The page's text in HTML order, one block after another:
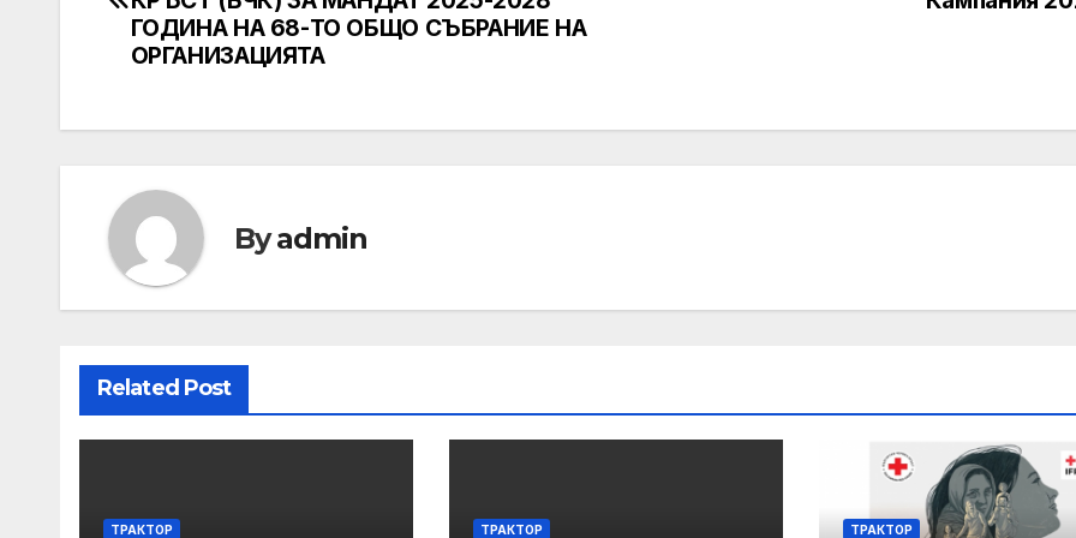
ГОДИНА НА 68-ТО ОБЩО СЪБРАНИЕ НА
ОРГАНИЗАЦИЯТА
Byadmin
Related Post
ТРАКТОР ТРАКТОР ТРАКТОР